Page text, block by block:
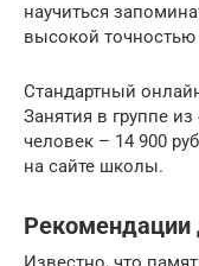
научиться
высокой
Стандартный
Занятия в группе из
человек – 14 900
на сайте школы.
Рекомендации